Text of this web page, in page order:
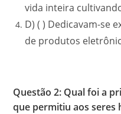
vida inteira
D) ( ) Dedicavam-se
de produtos
Questão 2: Qual foi a
que permitiu aos seres